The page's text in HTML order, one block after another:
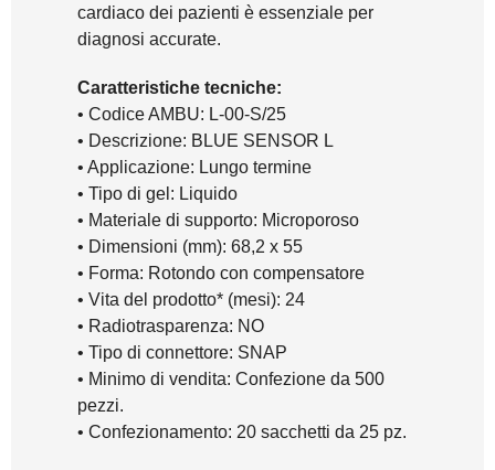
cardiaco dei pazienti è essenziale per
diagnosi accurate.
Caratteristiche tecniche:
• Codice AMBU: L-00-S/25
• Descrizione: BLUE SENSOR L
• Applicazione: Lungo termine
• Tipo di gel: Liquido
• Materiale di supporto: Microporoso
• Dimensioni (mm): 68,2 x 55
• Forma: Rotondo con compensatore
• Vita del prodotto* (mesi): 24
• Radiotrasparenza: NO
• Tipo di connettore: SNAP
• Minimo di vendita: Confezione da 500
pezzi.
• Confezionamento: 20 sacchetti da 25 pz.